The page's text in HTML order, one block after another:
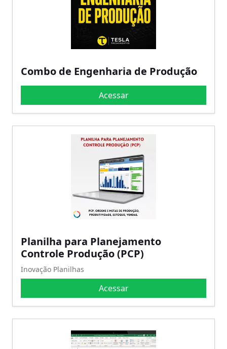
Combo de Engenharia de Produção
Acessar
Planilha para Planejamento
Controle Produção (PCP)
Inovação Planilhas
Acessar